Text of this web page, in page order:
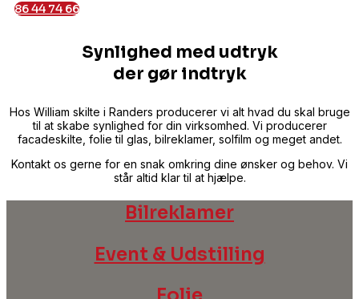
86 44 74 66
Synlighed med udtryk
der gør indtryk
Hos William skilte i Randers producerer vi alt hvad du skal bruge
til at skabe synlighed for din virksomhed. Vi producerer
facadeskilte, folie til glas, bilreklamer, solfilm og meget andet.
Kontakt os gerne for en snak omkring dine ønsker og behov. Vi
står altid klar til at hjælpe.
Bilreklamer
Event & Udstilling